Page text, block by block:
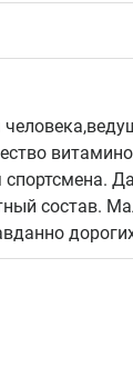
состав.